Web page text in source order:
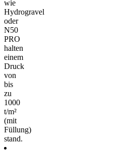
wie
Hydrogravel
oder
N50
PRO
halten
einem
Druck
von
bis
zu
1000
t/m²
(mit
Füllung)
stand.